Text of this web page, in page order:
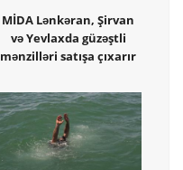
MİDA Lənkəran, Şirvan
və Yevlaxda güzəştli
mənzilləri satışa çıxarır